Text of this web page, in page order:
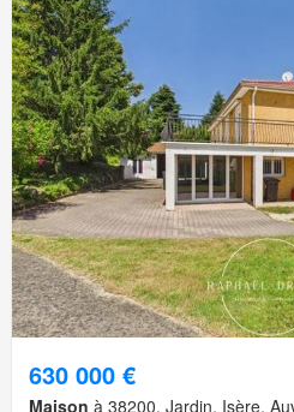
630 000 €
Maison à 38200, Jardin, Isère,